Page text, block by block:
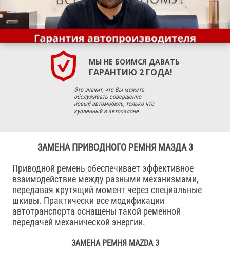
МЫ НЕ БОИМСЯ ДАВАТЬ
ГАРАНТИЮ 2 ГОДА!
Это значит, что Вы можете
обслуживать совершенно
новый автомобиль, только что
купленный в автосалоне.
ЗАМЕНА ПРИВОДНОГО РЕМНЯ МАЗДА 3
Приводной ремень обеспечивает эффективное
взаимодействие между разными механизмами,
передавая крутящий момент через специальные
шкивы. Практически все модификации
автотранспорта оснащены такой ременной
передачей механической энергии.
ЗАМЕНА РЕМНЯ MAZDA 3